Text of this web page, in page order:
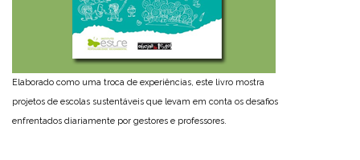
Elaborado como uma troca de experiências, este livro mostra
projetos de escolas sustentáveis que levam em conta os desafios
enfrentados diariamente por gestores e professores.